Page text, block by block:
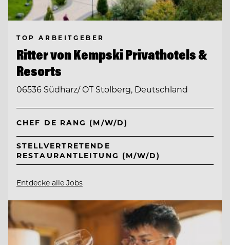
TOP ARBEITGEBER
Ritter von Kempski Privathotels &
Resorts
06536 Südharz/ OT Stolberg, Deutschland
CHEF DE RANG (M/W/D)
STELLVERTRETENDE
RESTAURANTLEITUNG (M/W/D)
Entdecke alle Jobs